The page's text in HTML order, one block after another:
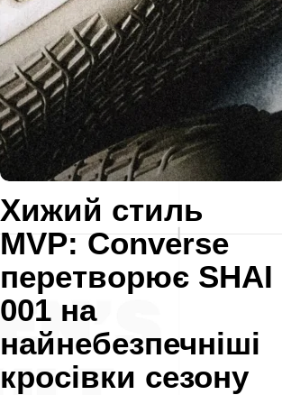
Хижий стиль
MVP: Converse
перетворює SHAI
001 на
найнебезпечніші
кросівки сезону